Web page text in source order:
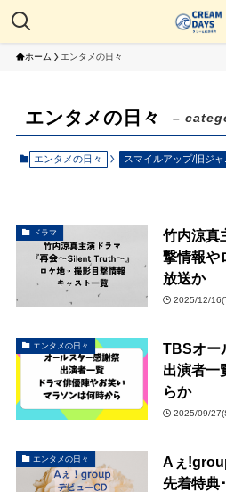
ホーム エンタメの日々
エンタメの日々 –
エンタメの日々 スマイルアップ/旧ジ
ドラマ
竹内涼真
撃情報や
放送か
2025/12/
エンタメの日々
TBSオー
出演者一
らか
2025/09/
エンタメの日々
Aぇ
先着特典